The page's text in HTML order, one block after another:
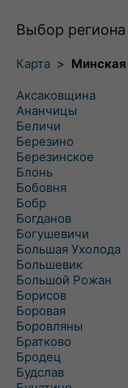
Выбор
Карта > Минская
Аксаковщина
Ананчицы
Беличи
Березино
Березинское
Блонь
Бобовня
Бобр
Богданов
Богушевичи
Большая Ухолода
Большевик
Большой Рожан
Борисов
Боровая
Боровляны
Братково
Бродец
Будслав